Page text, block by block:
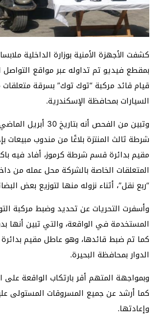
كشفت الأجهزة الأمنية بوزارة الداخلية
بمقطع فيديو تم تداوله عبر مواقع
قيام قائد مركبة “توك توك” بسرقة
السيارات بمحافظة الإسكندرية.
وتبين من الفحص أنه
شرطة ثالث المنتزة بلاغًا من مندوب مبيعات
مقيم بدائرة قسم شرطة كرموز، أفاد فيه
المتعلقات الخاصة بالشركة محل عمله من
“ربع نقل”، أثناء نزوله منها لتوزيع بعض
وأسفرت التحريات عن تحديد وضبط مركبة
المستخدمة في الواقعة، والتي تبين أنها
كما تم ضبط قائدها، وهو عاطل مقيم
الدوار بمحافظة البحيرة.
وبمواجهة المتهم أقر بارتكاب الواقعة على
كما أرشد عن جميع المسروقات المستولى
وإعادتها.